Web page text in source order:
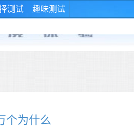
测试 趣味测试
个为什么